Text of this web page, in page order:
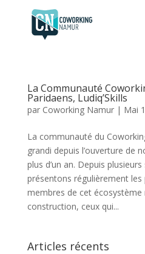
La Communauté
Paridaens, Ludiq’Skills
par Coworking Namur| Mai
La communauté du
grandi depuis l’ouverture de
plus d’un an. Depuis
présentons régulièrement
membres de cet écosystème
construction, ceux qui...
Articles récents